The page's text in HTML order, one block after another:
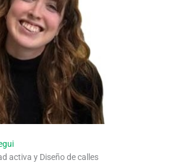
activa y Diseño de calles